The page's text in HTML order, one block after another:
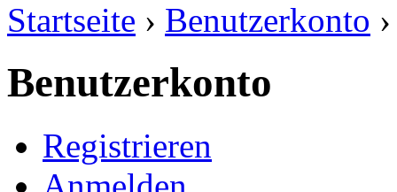
Startseite › Benutzerkonto ›
Benutzerkonto
Registrieren